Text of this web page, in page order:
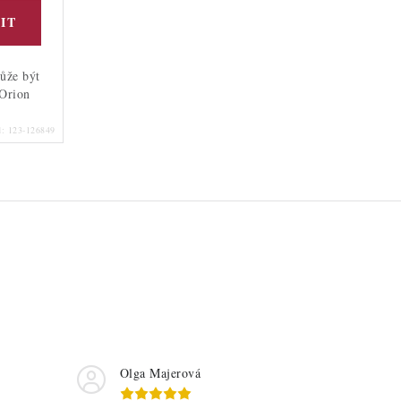
být
123-126849
Olga Majerová